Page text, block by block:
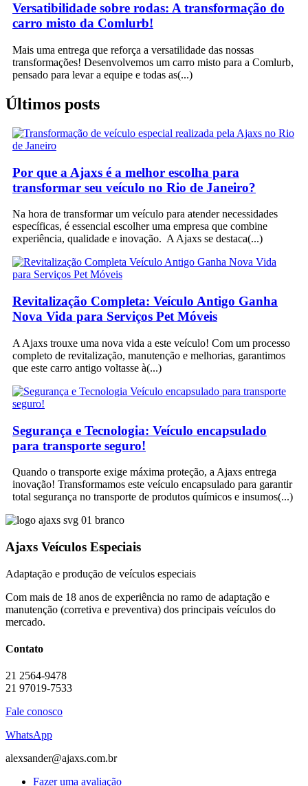
Versatibilidade sobre rodas: A transformação do
carro misto da Comlurb!
Mais uma entrega que reforça a versatilidade das nossas
transformações! Desenvolvemos um carro misto para a Comlurb,
pensado para levar a equipe e todas as
Últimos posts
Por que a Ajaxs é a melhor escolha para
transformar seu veículo no Rio de Janeiro?
Na hora de transformar um veículo para atender necessidades
específicas, é essencial escolher uma empresa que combine
experiência, qualidade e inovação. A Ajaxs se destaca
Revitalização Completa: Veículo Antigo Ganha
Nova Vida para Serviços Pet Móveis
A Ajaxs trouxe uma nova vida a este veículo! Com um processo
completo de revitalização, manutenção e melhorias, garantimos
que este carro antigo voltasse à
Segurança e Tecnologia: Veículo encapsulado
para transporte seguro!
Quando o transporte exige máxima proteção, a Ajaxs entrega
inovação! Transformamos este veículo encapsulado para garantir
total segurança no transporte de produtos químicos e insumos
Ajaxs Veículos Especiais
Adaptação e produção de veículos especiais
Com mais de 18 anos de experiência no ramo de adaptação e
manutenção (corretiva e preventiva) dos principais veículos do
mercado.
Contato
21 2564-9478
21 97019-7533
Fale conosco
WhatsApp
alexsander@ajaxs.com.br
Fazer uma avaliação